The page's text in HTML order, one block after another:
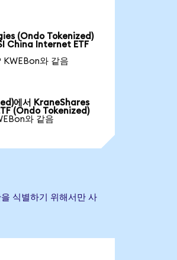
(Ondo Tokenized)
China Internet ETF
와 같음
에서 KraneShares
(Ondo Tokenized)
와 같음
식별하기 위해서만 사